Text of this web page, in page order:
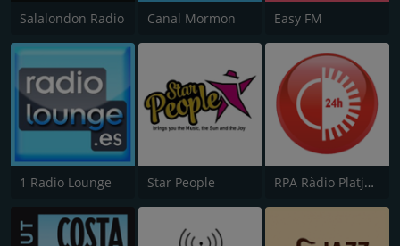
Salalondon Radio Canal Mormon Easy FM
1 Radio Lounge Star People RPA Ràdio Platja d'Aro